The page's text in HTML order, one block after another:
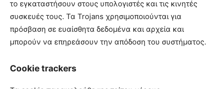
το εγκαταστήσουν στους υπολογιστές και τις κινητές
συσκευές τους. Τα Trojans χρησιμοποιούνται για
πρόσβαση σε ευαίσθητα δεδομένα και αρχεία και
μπορούν να επηρεάσουν την απόδοση του συστήματος.
Cookie trackers